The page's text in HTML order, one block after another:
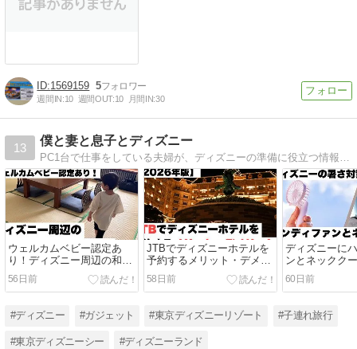
1569159 5
週間IN:10 週間OUT:10 月間IN:30
13
僕と妻と息子とディズニー
ウェルカムベビー認定あ
り！ディズニー周辺の和室
ホテルおすすめ5選
【2026】
56日前
JTBでディズニーホテルを
予約するメリット・デメリ
ット【2026年版】公式・楽
天・じゃらんとの違いを徹
底比較
58日前
ディズニーに
ンとネックク
を持っていく
夏】シーン別
子連れにおす
60日前
#ディズニー #ガジェット #東京ディズニーリゾート #子連れ旅行
#東京ディズニーシー #ディズニーランド